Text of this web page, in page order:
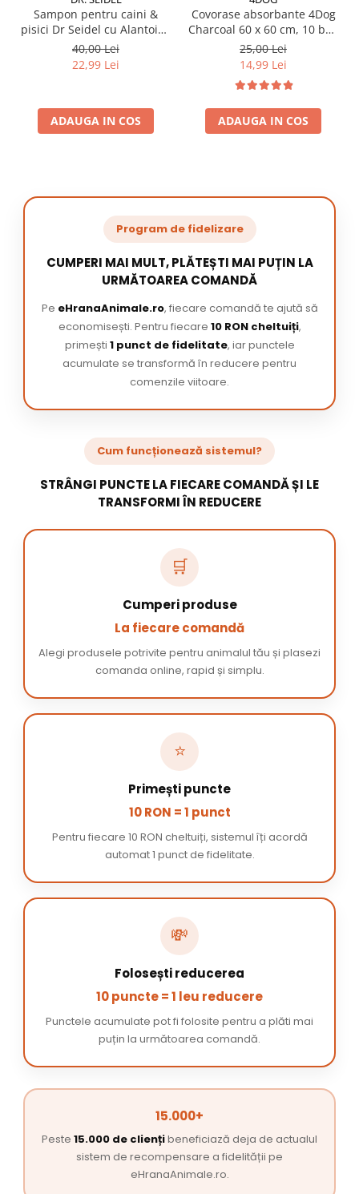
Sampon pentru caini &
pisici Dr Seidel cu Alantoina
220 ml
40,00 Lei
22,99 Lei
ADAUGA IN COS
Covorase absorbante 4Dog
Charcoal 60 x 60 cm, 10 buc
/ pachet
25,00 Lei
14,99 Lei
ADAUGA IN COS
Program de fidelizare
CUMPERI MAI MULT, PLĂTEȘTI MAI PUȚIN LA
URMĂTOAREA COMANDĂ
Pe eHranaAnimale.ro, fiecare comandă te ajută să
economisești. Pentru fiecare 10 RON cheltuiți,
primești 1 punct de fidelitate, iar punctele
acumulate se transformă în reducere pentru
comenzile viitoare.
Cum funcționează sistemul?
STRÂNGI PUNCTE LA FIECARE COMANDĂ ȘI LE
TRANSFORMI ÎN REDUCERE
🛒
Cumperi produse
La fiecare comandă
Alegi produsele potrivite pentru animalul tău și plasezi
comanda online, rapid și simplu.
⭐
Primești puncte
10 RON = 1 punct
Pentru fiecare 10 RON cheltuiți, sistemul îți acordă
automat 1 punct de fidelitate.
💸
Folosești reducerea
10 puncte = 1 leu reducere
Punctele acumulate pot fi folosite pentru a plăti mai
puțin la următoarea comandă.
15.000+
Peste 15.000 de cliențibeneficiază deja de actualul
sistem de recompensare a fidelității pe
eHranaAnimale.ro.